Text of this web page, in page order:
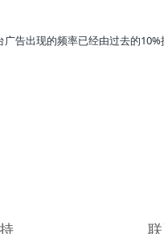
告出现的频率已经由过去的